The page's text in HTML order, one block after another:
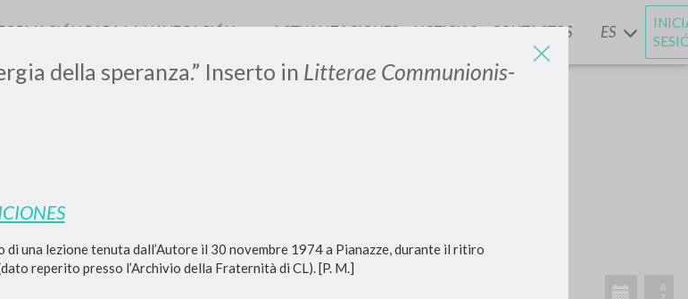
della speranza.” Inserto in Litterae Communionis-
una lezione tenuta dall’Autore il 30 novembre 1974 a Pianazze, durante il ritiro
reperito presso l’Archivio della Fraternità di CL). [P. M.]
PARA LA NAVEGACIÓN ACTUALIZACIONESYNOTICIAS CONTACTOS ES